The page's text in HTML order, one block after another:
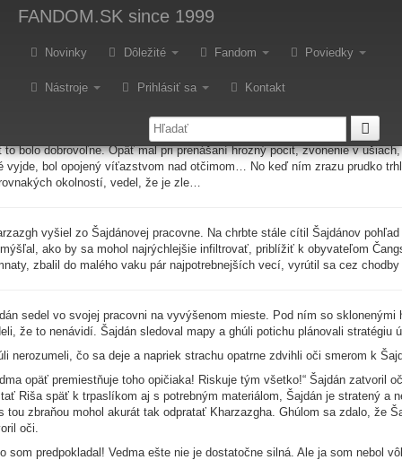
FANDOM.SK since 1999
Novinky Dôležité Fandom Poviedky
Nástroje Prihlásiť sa Kontakt
a Sirota
zo sveta Pohrobka 2009
muž vzdorovito zaťal zuby a poobzeral sa. Tmavá mokrá ulica bola
sa s plnou taškou kníh a encyklopédií pustil späť k trpaslíkom. Už druhý
to bolo dobrovoľne. Opäť mal pri prenášaní hrozný pocit, zvonenie v
vyjde, bol opojený víťazstvom nad otčimom… No keď ním zrazu prudko
okolností, vedel, že je zle…
vyšiel zo Šajdánovej pracovne. Na chrbte stále cítil Šajdánov
ako by sa mohol najrýchlejšie infiltrovať, priblížiť k obyvateľom
zbalil do malého vaku pár najpotrebnejších vecí, vyrútil sa cez
sedel vo svojej pracovni na vyvýšenom mieste. Pod ním so
že to nenávidí. Šajdán sledoval mapy a ghúli potichu plánovali
nerozumeli, čo sa deje a napriek strachu opatrne zdvihli oči smerom k
opäť premiestňuje toho opičiaka! Riskuje tým všetko!“ Šajdán
Riša späť k trpaslíkom aj s potrebným materiálom, Šajdán je stratený a
tou zbraňou mohol akurát tak odpratať Kharzazgha. Ghúlom sa zdalo, že
oči.
som predpokladal! Vedma ešte nie je dostatočne silná. Ale ja som nebol